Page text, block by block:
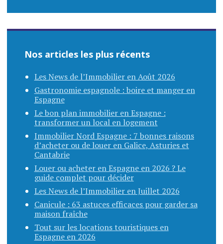
Nos articles les plus récents
Les News de l’Immobilier en Août 2026
Gastronomie espagnole : boire et manger en
Espagne
Le bon plan immobilier en Espagne :
transformer un local en logement
Immobilier Nord Espagne : 7 bonnes raisons
d’acheter ou de louer en Galice, Asturies et
Cantabrie
Louer ou acheter en Espagne en 2026 ? Le
guide complet pour décider
Les News de l’Immobilier en Juillet 2026
Canicule : 63 astuces efficaces pour garder sa
maison fraîche
Tout sur les locations touristiques en
Espagne en 2026